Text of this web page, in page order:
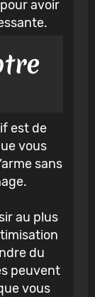
avoir
est de
vous
sans
au plus
du
peuvent
vous